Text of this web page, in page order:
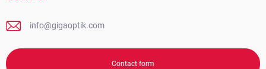
info@gigaoptik.com
Contact form